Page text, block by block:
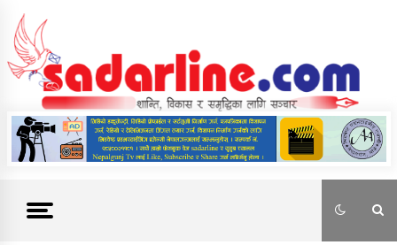
content
News For Nepal